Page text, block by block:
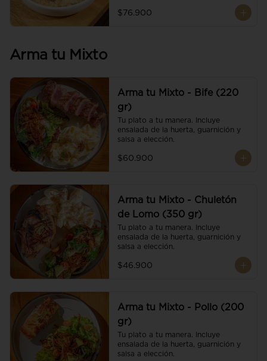
$76.900
Arma tu Mixto
Arma tu Mixto - Bife (220
gr)
Tu plato a tu manera. Incluye
ensalada de la huerta, guarnición y
salsa a elección.
$60.900
Arma tu Mixto - Chuletón
de Lomo (350 gr)
Tu plato a tu manera. Incluye
ensalada de la huerta, guarnición y
salsa a elección.
$46.900
Arma tu Mixto - Pollo (200
gr)
Tu plato a tu manera. Incluye
ensalada de la huerta, guarnición y
salsa a elección.